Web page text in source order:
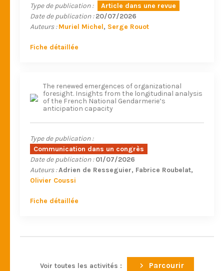
Type de publication :
Article dans une revue
Date de publication : 20/07/2026
Auteurs : Muriel Michel Serge Rouot
Fiche détaillée
The renewed emergences of organizational
foresight. Insights from the longitudinal analysis
of the French National Gendarmerie’s
anticipation capacity
Type de publication :
Communication dans un congrès
Date de publication : 01/07/2026
Auteurs :Adrien de Resseguier Fabrice Roubelat
Olivier Coussi
Fiche détaillée
Voir toutes les activités : Parcourir